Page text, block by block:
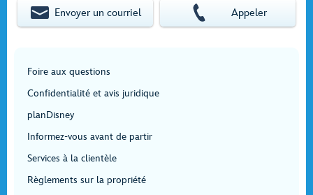
Envoyer un courriel Appeler
Foire aux questions
Confidentialité et avis juridique
planDisney
Informez-vous avant de partir
Services à la clientèle
Règlements sur la propriété